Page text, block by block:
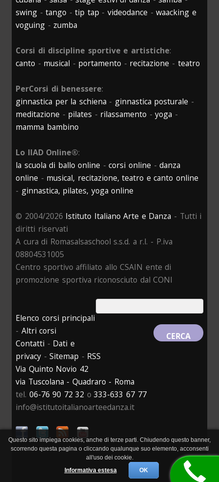
swing -tango -tip tap -videodance -waacking e
voguing - zumba
Corsi di discipline sportive e artistiche:
canto - musical - portamento - recitazione - teatro
PerCorsi di benessere:
ginnastica per la schiena - ginnastica posturale -
meditazione - pilates - rilassamento -yoga -
mamma bambino
Lo IIAD Online®:
la scuola di ballo online -corsi online -danza
online - musical, recitazione, teatro e canto online
- ginnastica, pilates, yoga online
© 2004/2026 Istituto Italiano Arte e Danza - Tutti i
diritti riservati
A cura di Romasalsaschool s.s.d. a r.l. - P.iva
08804531005
Centro sportivo affiliato allo CSAIN ente di
promozione sportiva riconosciuto dal CONI
Elenco corsi principali
- Altri corsi
Contatti - Dati e
privacy -Sitemap - RSS
Via Quinto Novio 42
via Tuscolana - Quadraro - Roma
tel. 06-76 90 72 32 o333-633 67 77
info@istitutoitalianoarteedanza.it
Questo sito impiega cookies, anche di terze parti. Chiudendo questo banner,
scorrendo questa pagina o cliccando qualunque suo elemento, acconsenti
all'uso dei cookie.
Informativa estesa
OK